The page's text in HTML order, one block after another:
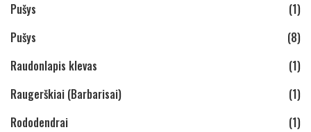
Pušys
(1)
Pušys
(8)
Raudonlapis klevas
(1)
Raugerškiai (Barbarisai)
(1)
Rododendrai
(1)